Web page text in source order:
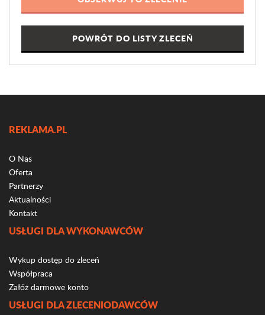
POWRÓT DO LISTY ZLECEŃ
REKLAMA.PL
O Nas
Oferta
Partnerzy
Aktualności
Kontakt
USŁUGI DLA WYKONAWCÓW
Wykup dostęp do zleceń
Współpraca
Załóż darmowe konto
USŁUGI DLA ZLECENIODAWCÓW